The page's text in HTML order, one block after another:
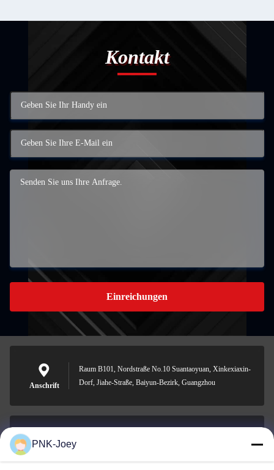
Kontakt
Einreichungen
Anschrift
Raum B101, Nordstraße No.10 Suantaoyuan, Xinkexiaxin-
Dorf, Jiahe-Straße, Baiyun-Bezirk, Guangzhou
E-Mail-Adresse
PNK-Joey